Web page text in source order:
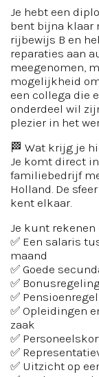
Je hebt een
bent bijna klaar
rijbewijs B en
reparaties aan
meegenomen,
mogelijkheid
een collega die
onderdeel wil
plezier in het
🏁 Wat krijg je
Je komt direct
familiebedrijf
Holland. De
kent elkaar.
Je kunt rekenen
✅ Een salaris
maand
✅ Goede
✅
✅
✅ Opleidingen
zaak
✅
✅
✅ Uitzicht op